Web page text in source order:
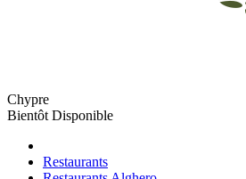
Chypre
Bientôt Disponible
Restaurants